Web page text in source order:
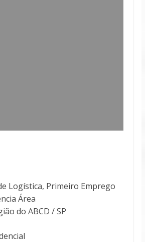
Logística, Primeiro Emprego
Área
do ABCD / SP